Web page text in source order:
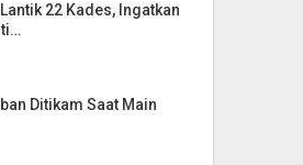
22 Kades, Ingatkan
Ditikam Saat Main